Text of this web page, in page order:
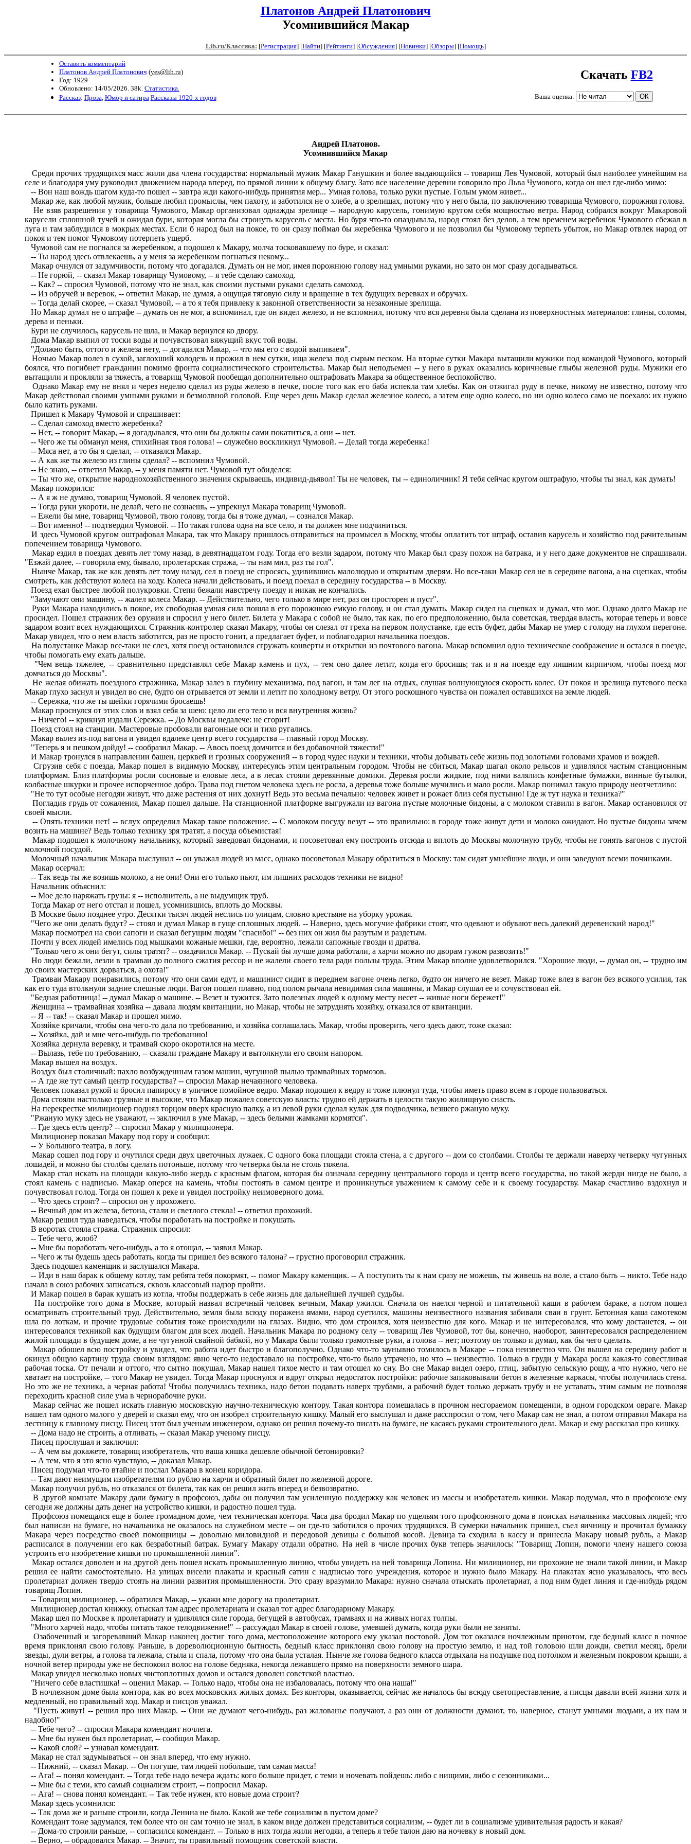
Платонов Андрей Платонович
Усомнившийся Макар
Lib.ru/Классика: [Регистрация] [Найти] [Рейтинги] [Обсуждения] [Новинки] [Обзоры] [Помощь]
Оставить комментарий
Платонов Андрей Платонович (yes@lib.ru)
Год: 1929
Обновлено: 14/05/2026. 38k. Статистика.
Рассказ: Проза Юмор и сатира Рассказы 1920-х годов
Скачать FB2
Ваша оценка:
Андрей Платонов.
Усомнившийся Макар
Среди прочих трудящихся масс жили два члена государства: нормальный мужик Макар Ганушкин и более выдающийся -- товарищ Лев Чумовой, который был наиболее умнейшим на
селе и благодаря уму руководил движением народа вперед, по прямой линии к общему благу. Зато все население деревни говорило про Льва Чумового, когда он шел где-либо мимо:
-- Вон наш вождь шагом куда-то пошел -- завтра жди какого-нибудь принятия мер... Умная голова, только руки пустые. Голым умом живет...
Макар же, как любой мужик, больше любил промыслы, чем пахоту, и заботился не о хлебе, а о зрелищах, потому что у него была, по заключению товарища Чумового, порожняя голова.
Не взяв разрешения у товарища Чумового, Макар организовал однажды зрелище -- народную карусель, гонимую кругом себя мощностью ветра. Народ собрался вокруг Макаровой
карусели сплошной тучей и ожидал бури, которая могла бы стронуть карусель с места. Но буря что-то опаздывала, народ стоял без делов, а тем временем жеребенок Чумового сбежал в
луга и там заблудился в мокрых местах. Если б народ был на покое, то он сразу поймал бы жеребенка Чумового и не позволил бы Чумовому терпеть убыток, но Макар отвлек народ от
покоя и тем помог Чумовому потерпеть ущерб.
Чумовой сам не погнался за жеребенком, а подошел к Макару, молча тосковавшему по буре, и сказал:
-- Ты народ здесь отвлекаешь, а у меня за жеребенком погнаться некому...
Макар очнулся от задумчивости, потому что догадался. Думать он не мог, имея порожнюю голову над умными руками, но зато он мог сразу догадываться.
-- Не горюй, -- сказал Макар товарищу Чумовому, -- я тебе сделаю самоход.
-- Как? -- спросил Чумовой, потому что не знал, как своими пустыми руками сделать самоход.
-- Из обручей и веревок, -- ответил Макар, не думая, а ощущая тяговую силу и вращение в тех будущих веревках и обручах.
-- Тогда делай скорее, -- сказал Чумовой, -- а то я тебя привлеку к законной ответственности за незаконные зрелища.
Но Макар думал не о штрафе -- думать он не мог, а вспоминал, где он видел железо, и не вспомнил, потому что вся деревня была сделана из поверхностных материалов: глины, соломы,
дерева и пеньки.
Бури не случилось, карусель не шла, и Макар вернулся ко двору.
Дома Макар выпил от тоски воды и почувствовал вяжущий вкус той воды.
"Должно быть, оттого и железа нету, -- догадался Макар, -- что мы его с водой выпиваем".
Ночью Макар полез в сухой, заглохший колодезь и прожил в нем сутки, ища железа под сырым песком. На вторые сутки Макара вытащили мужики под командой Чумового, который
боялся, что погибнет гражданин помимо фронта социалистического строительства. Макар был неподъемен -- у него в руках оказались коричневые глыбы железной руды. Мужики его
вытащили и прокляли за тяжесть, а товарищ Чумовой пообещал дополнительно оштрафовать Макара за общественное беспокойство.
Однако Макар ему не внял и через неделю сделал из руды железо в печке, после того как его баба испекла там хлебы. Как он отжигал руду в печке, никому не известно, потому что
Макар действовал своими умными руками и безмолвной головой. Еще через день Макар сделал железное колесо, а затем еще одно колесо, но ни одно колесо само не поехало: их нужно
было катить руками.
Пришел к Макару Чумовой и спрашивает:
-- Сделал самоход вместо жеребенка?
-- Нет, -- говорит Макар, -- я догадывался, что они бы должны сами покатиться, а они -- нет.
-- Чего же ты обманул меня, стихийная твоя голова! -- служебно воскликнул Чумовой. -- Делай тогда жеребенка!
-- Мяса нет, а то бы я сделал, -- отказался Макар.
-- А как же ты железо из глины сделал? -- вспомнил Чумовой.
-- Не знаю, -- ответил Макар, -- у меня памяти нет. Чумовой тут обиделся:
-- Ты что же, открытие народнохозяйственного значения скрываешь, индивид-дьявол! Ты не человек, ты -- единоличник! Я тебя сейчас кругом оштрафую, чтобы ты знал, как думать!
Макар покорился:
-- А я ж не думаю, товарищ Чумовой. Я человек пустой.
-- Тогда руки укороти, не делай, чего не сознаешь, -- упрекнул Макара товарищ Чумовой.
-- Ежели бы мне, товарищ Чумовой, твою голову, тогда бы я тоже думал, -- сознался Макар.
-- Вот именно! -- подтвердил Чумовой. -- Но такая голова одна на все село, и ты должен мне подчиниться.
И здесь Чумовой кругом оштрафовал Макара, так что Макару пришлось отправиться на промысел в Москву, чтобы оплатить тот штраф, оставив карусель и хозяйство под рачительным
попечением товарища Чумового.
Макар ездил в поездах девять лет тому назад, в девятнадцатом году. Тогда его везли задаром, потому что Макар был сразу похож на батрака, и у него даже документов не спрашивали.
"Езжай далее, -- говорила ему, бывало, пролетарская стража, -- ты нам мил, раз ты гол".
Нынче Макар, так же как девять лет тому назад, сел в поезд не спросясь, удивившись малолюдью и открытым дверям. Но все-таки Макар сел не в середине вагона, а на сцепках, чтобы
смотреть, как действуют колеса на ходу. Колеса начали действовать, и поезд поехал в середину государства -- в Москву.
Поезд ехал быстрее любой полукровки. Степи бежали навстречу поезду и никак не кончались.
"Замучают они машину, -- жалел колеса Макар. -- Действительно, чего только в мире нет, раз он просторен и пуст".
Руки Макара находились в покое, их свободная умная сила пошла в его порожнюю емкую голову, и он стал думать. Макар сидел на сцепках и думал, что мог. Однако долго Макар не
просидел. Пошел стражник без оружия и спросил у него билет. Билета у Макара с собой не было, так как, по его предположению, была советская, твердая власть, которая теперь и вовсе
задаром возит всех нуждающихся. Стражник-контролер сказал Макару, чтобы он слезал от греха на первом полустанке, где есть буфет, дабы Макар не умер с голоду на глухом перегоне.
Макар увидел, что о нем власть заботится, раз не просто гонит, а предлагает буфет, и поблагодарил начальника поездов.
На полустанке Макар все-таки не слез, хотя поезд остановился сгружать конверты и открытки из почтового вагона. Макар вспомнил одно техническое соображение и остался в поезде,
чтобы помогать ему ехать дальше.
"Чем вещь тяжелее, -- сравнительно представлял себе Макар камень и пух, -- тем оно далее летит, когда его бросишь; так и я на поезде еду лишним кирпичом, чтобы поезд мог
домчаться до Москвы".
Не желая обижать поездного стражника, Макар залез в глубину механизма, под вагон, и там лег на отдых, слушая волнующуюся скорость колес. От покоя и зрелища путевого песка
Макар глухо заснул и увидел во сне, будто он отрывается от земли и летит по холодному ветру. От этого роскошного чувства он пожалел оставшихся на земле людей.
-- Сережка, что же ты шейки горячими бросаешь!
Макар проснулся от этих слов и взял себя за шею: цело ли его тело и вся внутренняя жизнь?
-- Ничего! -- крикнул издали Сережка. -- До Москвы недалече: не сгорит!
Поезд стоял на станции. Мастеровые пробовали вагонные оси и тихо ругались.
Макар вылез из-под вагона и увидел вдалеке центр всего государства -- главный город Москву.
"Теперь я и пешком дойду! -- сообразил Макар. -- Авось поезд домчится и без добавочной тяжести!"
И Макар тронулся в направлении башен, церквей и грозных сооружений -- в город чудес науки и техники, чтобы добывать себе жизнь под золотыми головами храмов и вождей.
Сгрузив себя с поезда, Макар пошел в видимую Москву, интересуясь этим центральным городом. Чтобы не сбиться, Макар шагал около рельсов и удивлялся частым станционным
платформам. Близ платформы росли сосновые и еловые леса, а в лесах стояли деревянные домики. Деревья росли жидкие, под ними валялись конфетные бумажки, винные бутылки,
колбасные шкурки и прочее испорченное добро. Трава под гнетом человека здесь не росла, а деревья тоже больше мучились и мало росли. Макар понимал такую природу неотчетливо:
"Не то тут особые негодяи живут, что даже растения от них дохнут! Ведь это весьма печально: человек живет и рожает близ себя пустыню! Где ж тут наука и техника?"
Погладив грудь от сожаления, Макар пошел дальше. На станционной платформе выгружали из вагона пустые молочные бидоны, а с молоком ставили в вагон. Макар остановился от
своей мысли.
-- Опять техники нет! -- вслух определил Макар такое положение. -- С молоком посуду везут -- это правильно: в городе тоже живут дети и молоко ожидают. Но пустые бидоны зачем
возить на машине? Ведь только технику зря тратят, а посуда объемистая!
Макар подошел к молочному начальнику, который заведовал бидонами, и посоветовал ему построить отсюда и вплоть до Москвы молочную трубу, чтобы не гонять вагонов с пустой
молочной посудой.
Молочный начальник Макара выслушал -- он уважал людей из масс, однако посоветовал Макару обратиться в Москву: там сидят умнейшие люди, и они заведуют всеми починками.
Макар осерчал:
-- Так ведь ты же возишь молоко, а не они! Они его только пьют, им лишних расходов техники не видно!
Начальник объяснил:
-- Мое дело наряжать грузы: я -- исполнитель, а не выдумщик труб.
Тогда Макар от него отстал и пошел, усомнившись, вплоть до Москвы.
В Москве было позднее утро. Десятки тысяч людей неслись по улицам, словно крестьяне на уборку урожая.
"Чего же они делать будут? -- стоял и думал Макар в гуще сплошных людей. -- Наверно, здесь могучие фабрики стоят, что одевают и обувают весь далекий деревенский народ!"
Макар посмотрел на свои сапоги и сказал бегущим людям "спасибо!" -- без них он жил бы разутым и раздетым.
Почти у всех людей имелись под мышками кожаные мешки, где, вероятно, лежали сапожные гвозди и дратва.
"Только чего ж они бегут, силы тратят? -- озадачился Макар. -- Пускай бы лучше дома работали, а харчи можно по дворам гужом развозить!"
Но люди бежали, лезли в трамваи до полного сжатия рессор и не жалели своего тела ради пользы труда. Этим Макар вполне удовлетворился. "Хорошие люди, -- думал он, -- трудно им
до своих мастерских дорваться, а охота!"
Трамваи Макару понравились, потому что они сами едут, и машинист сидит в переднем вагоне очень легко, будто он ничего не везет. Макар тоже влез в вагон без всякого усилия, так
как его туда втолкнули задние спешные люди. Вагон пошел плавно, под полом рычала невидимая сила машины, и Макар слушал ее и сочувствовал ей.
"Бедная работница! -- думал Макар о машине. -- Везет и тужится. Зато полезных людей к одному месту несет -- живые ноги бережет!"
Женщина -- трамвайная хозяйка -- давала людям квитанции, но Макар, чтобы не затруднять хозяйку, отказался от квитанции.
-- Я -- так! -- сказал Макар и прошел мимо.
Хозяйке кричали, чтобы она чего-то дала по требованию, и хозяйка соглашалась. Макар, чтобы проверить, чего здесь дают, тоже сказал:
-- Хозяйка, дай и мне чего-нибудь по требованию!
Хозяйка дернула веревку, и трамвай скоро окоротился на месте.
-- Вылазь, тебе по требованию, -- сказали граждане Макару и вытолкнули его своим напором.
Макар вышел на воздух.
Воздух был столичный: пахло возбужденным газом машин, чугунной пылью трамвайных тормозов.
-- А где же тут самый центр государства? -- спросил Макар нечаянного человека.
Человек показал рукой и бросил папиросу в уличное помойное ведро. Макар подошел к ведру и тоже плюнул туда, чтобы иметь право всем в городе пользоваться.
Дома стояли настолько грузные и высокие, что Макар пожалел советскую власть: трудно ей держать в целости такую жилищную снасть.
На перекрестке милиционер поднял торцом вверх красную палку, а из левой руки сделал кулак для подводчика, везшего ржаную муку.
"Ржаную муку здесь не уважают, -- заключил в уме Макар, -- здесь белыми жамками кормятся".
-- Где здесь есть центр? -- спросил Макар у милиционера.
Милиционер показал Макару под гору и сообщил:
-- У Большого театра, в логу.
Макар сошел под гору и очутился среди двух цветочных лужаек. С одного бока площади стояла стена, а с другого -- дом со столбами. Столбы те держали наверху четверку чугунных
лошадей, и можно бы столбы сделать потоньше, потому что четверка была не столь тяжела.
Макар стал искать на площади какую-либо жердь с красным флагом, которая бы означала середину центрального города и центр всего государства, но такой жерди нигде не было, а
стоял камень с надписью. Макар оперся на камень, чтобы постоять в самом центре и проникнуться уважением к самому себе и к своему государству. Макар счастливо вздохнул и
почувствовал голод. Тогда он пошел к реке и увидел постройку неимоверного дома.
-- Что здесь строят? -- спросил он у прохожего.
-- Вечный дом из железа, бетона, стали и светлого стекла! -- ответил прохожий.
Макар решил туда наведаться, чтобы поработать на постройке и покушать.
В воротах стояла стража. Стражник спросил:
-- Тебе чего, жлоб?
-- Мне бы поработать чего-нибудь, а то я отощал, -- заявил Макар.
-- Чего ж ты будешь здесь работать, когда ты пришел без всякого талона? -- грустно проговорил стражник.
Здесь подошел каменщик и заслушался Макара.
-- Иди в наш барак к общему котлу, там ребята тебя покормят, -- помог Макару каменщик. -- А поступить ты к нам сразу не можешь, ты живешь на воле, а стало быть -- никто. Тебе надо
начала в союз рабочих записаться, сквозь классовый надзор пройти.
И Макар пошел в барак кушать из котла, чтобы поддержать в себе жизнь для дальнейшей лучшей судьбы.
На постройке того дома в Москве, который назвал встречный человек вечным, Макар ужился. Сначала он наелся черной и питательной каши в рабочем бараке, а потом пошел
осматривать строительный труд. Действительно, земля была всюду поражена ямами, народ суетился, машины неизвестного названия забивали сваи в грунт. Бетонная каша самотеком
шла по лоткам, и прочие трудовые события тоже происходили на глазах. Видно, что дом строился, хотя неизвестно для кого. Макар и не интересовался, что кому достанется, -- он
интересовался техникой как будущим благом для всех людей. Начальник Макара по родному селу -- товарищ Лев Чумовой, тот бы, конечно, наоборот, заинтересовался распределением
жилой площади в будущем доме, а не чугунной свайной бабкой, но у Макара были только грамотные руки, а голова -- нет; поэтому он только и думал, как бы чего сделать.
Макар обошел всю постройку и увидел, что работа идет быстро и благополучно. Однако что-то заунывно томилось в Макаре -- пока неизвестно что. Он вышел на середину работ и
окинул общую картину труда своим взглядом: явно чего-то недоставало на постройке, что-то было утрачено, но что -- неизвестно. Только в груди у Макара росла какая-то совестливая
рабочая тоска. От печали и оттого, что сытно покушал, Макар нашел тихое место и там отошел ко сну. Во сне Макар видел озеро, птиц, забытую сельскую рощу, а что нужно, чего не
хватает на постройке, -- того Макар не увидел. Тогда Макар проснулся и вдруг открыл недостаток постройки: рабочие запаковывали бетон в железные каркасы, чтобы получилась стена.
Но это же не техника, а черная работа! Чтобы получилась техника, надо бетон подавать наверх трубами, а рабочий будет только держать трубу и не уставать, этим самым не позволяя
переходить красной силе ума в чернорабочие руки.
Макар сейчас же пошел искать главную московскую научно-техническую контору. Такая контора помещалась в прочном несгораемом помещении, в одном городском овраге. Макар
нашел там одного малого у дверей и сказал ему, что он изобрел строительную кишку. Малый его выслушал и даже расспросил о том, чего Макар сам не знал, а потом отправил Макара на
лестницу к главному писцу. Писец этот был ученым инженером, однако он решил почему-то писать на бумаге, не касаясь руками строительного дела. Макар и ему рассказал про кишку.
-- Дома надо не строить, а отливать, -- сказал Макар ученому писцу.
Писец прослушал и заключил:
-- А чем вы докажете, товарищ изобретатель, что ваша кишка дешевле обычной бетонировки?
-- А тем, что я это ясно чувствую, -- доказал Макар.
Писец подумал что-то втайне и послал Макара в конец коридора.
-- Там дают неимущим изобретателям по рублю на харчи и обратный билет по железной дороге.
Макар получил рубль, но отказался от билета, так как он решил жить вперед и безвозвратно.
В другой комнате Макару дали бумагу в профсоюз, дабы он получил там усиленную поддержку как человек из массы и изобретатель кишки. Макар подумал, что в профсоюзе ему
сегодня же должны дать денег на устройство кишки, и радостно пошел туда.
Профсоюз помещался еще в более громадном доме, чем техническая контора. Часа два бродил Макар по ущельям того профсоюзного дома в поисках начальника массовых людей; что
был написан на бумаге, но начальника не оказалось на служебном месте -- он где-то заботился о прочих трудящихся. В сумерки начальник пришел, съел яичницу и прочитал бумажку
Макара через посредство своей помощницы -- довольно миловидной и передовой девицы с большой косой. Девица та сходила в кассу и принесла Макару новый рубль, а Макар
расписался в получении его как безработный батрак. Бумагу Макару отдали обратно. На ней в числе прочих букв теперь значилось: "Товарищ Лопин, помоги члену нашего союза
устроить его изобретение кишки по промышленной линии".
Макар остался доволен и на другой день пошел искать промышленную линию, чтобы увидеть на ней товарища Лопина. Ни милиционер, ни прохожие не знали такой линии, и Макар
решил ее найти самостоятельно. На улицах висели плакаты и красный сатин с надписью того учреждения, которое и нужно было Макару. На плакатах ясно указывалось, что весь
пролетариат должен твердо стоять на линии развития промышленности. Это сразу вразумило Макара: нужно сначала отыскать пролетариат, а под ним будет линия и где-нибудь рядом
товарищ Лопин.
-- Товарищ милиционер, -- обратился Макар, -- укажи мне дорогу на пролетариат.
Милиционер достал книжку, отыскал там адрес пролетариата и сказал тот адрес благодарному Макару.
Макар шел по Москве к пролетариату и удивлялся силе города, бегущей в автобусах, трамваях и на живых ногах толпы.
"Много харчей надо, чтобы питать такое телодвижение!" -- рассуждал Макар в своей голове, умевшей думать, когда руки были не заняты.
Озабоченный и загоревавший Макар наконец достиг того дома, местоположение которого ему указал постовой. Дом тот оказался ночлежным приютом, где бедный класс в ночное
время приклонял свою голову. Раньше, в дореволюционную бытность, бедный класс приклонял свою голову на простую землю, и над той головою шли дожди, светил месяц, брели
звезды, дули ветры, а голова та лежала, стыла и спала, потому что она была усталая. Нынче же голова бедного класса отдыхала на подушке под потолком и железным покровом крыши, а
ночной ветер природы уже не беспокоил волос на голове бедняка, некогда лежавшего прямо на поверхности земного шара.
Макар увидел несколько новых чистоплотных домов и остался доволен советской властью.
"Ничего себе властишка! -- оценил Макар. -- Только надо, чтобы она не избаловалась, потому что она наша!"
В ночлежном доме была контора, как во всех московских жилых домах. Без конторы, оказывается, сейчас же началось бы всюду светопреставление, а писцы давали всей жизни хотя и
медленный, но правильный ход. Макар и писцов уважал.
"Пусть живут! -- решил про них Макар. -- Они же думают чего-нибудь, раз жалованье получают, а раз они от должности думают, то, наверное, станут умными людьми, а их нам и
надобно!"
-- Тебе чего? -- спросил Макара комендант ночлега.
-- Мне бы нужен был пролетариат, -- сообщил Макар.
-- Какой слой? -- узнавал комендант.
Макар не стал задумываться -- он знал вперед, что ему нужно.
-- Нижний, -- сказал Макар. -- Он погуще, там людей побольше, там самая масса!
-- Ага! -- понял комендант. -- Тогда тебе надо вечера ждать: кого больше придет, с теми и ночевать пойдешь: либо с нищими, либо с сезонниками...
-- Мне бы с теми, кто самый социализм строит, -- попросил Макар.
-- Ага! -- снова понял комендант. -- Так тебе нужен, кто новые дома строит?
Макар здесь усомнился:
-- Так дома же и раньше строили, когда Ленина не было. Какой же тебе социализм в пустом доме?
Комендант тоже задумался, тем более что он сам точно не знал, в каком виде должен представиться социализм, -- будет ли в социализме удивительная радость и какая?
-- Дома-то строили раньше, -- согласился комендант. -- Только в них тогда жили негодяи, а теперь я тебе талон даю на ночевку в новый дом.
-- Верно, -- обрадовался Макар. -- Значит, ты правильный помощник советской власти.